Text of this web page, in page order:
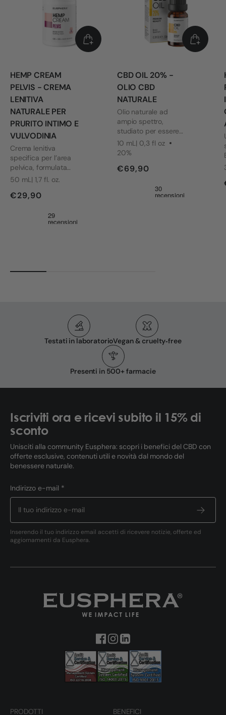
HEMP CREAM
PELVIS - CREMA
LENITIVA
NATURALE PER
PRURITO INTIMO E
VULVODINIA
Crema lenitiva
specifica per l’area
pelvica, formulata
per dare sollievo in
bruciore e secchezza
sensibili. La formula è
stata sviluppata
disagi intimi.
50 mL| 1,7 fl. oz.
€29,90
CBD OIL 20% -
OLIO CBD
NATURALE
Olio naturale ad
ampio spettro,
studiato per essere
di supporto in caso
di stress, sonno
generale. Con la sua
qualità premium
verificata da test
10 mL| 0,3 fl oz
20%
€69,90
Testati in laboratorioVegan & cruelty‑free
Presenti in 500+ farmacie
Iscriviti ora e ricevi subito il 15% di
sconto
Unisciti alla community Eusphera: scopri i benefici del CBD con
offerte esclusive, contenuti utili e novità dal mondo del
benessere naturale.
Indirizzo e-mail *
Inserendo il tuo indirizzo email accetti di ricevere notizie, offerte ed
aggiornamenti da Eusphera.
PRODOTTI BENEFICI